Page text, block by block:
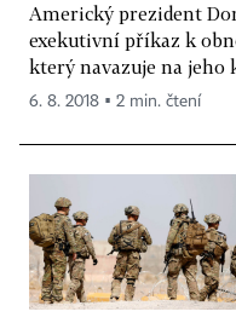
Americký prezident
exekutivní příkaz k
který navazuje na jeho
6. 8. 2018 ▪ 2 min. čtení